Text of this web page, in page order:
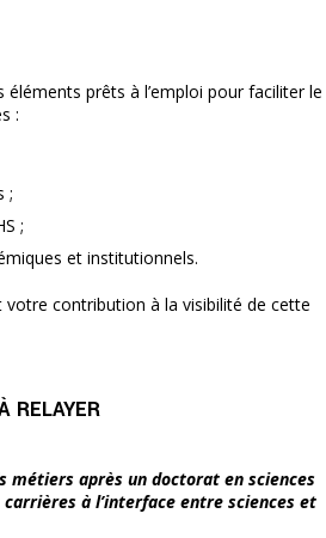
prêts à l’emploi pour faciliter le
:
;
;
et institutionnels.
contribution à la visibilité de cette
RELAYER
métiers après un doctorat en sciences
à l’interface entre sciences et